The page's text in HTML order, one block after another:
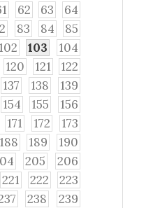
62 63
64
83 84
85
102 103
104
120 121
122
137 138
139
154 155
156
171 172
173
188 189
190
205
206
221 222
223
238
239